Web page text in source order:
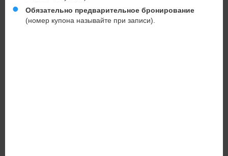
Обязательно предварительное бронирование
(номер купона называйте при записи).